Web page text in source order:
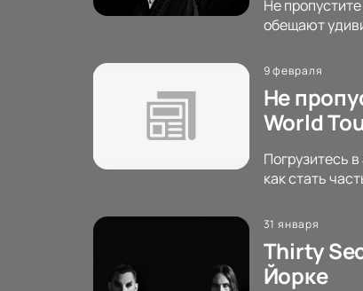
Не
обещают
9 февраля
Не
World
Погрузитесь
как стать
31 января
Thirty
Йорке